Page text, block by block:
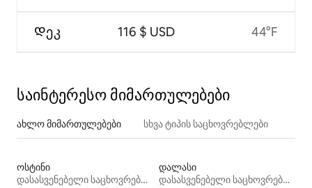
Დეკ 116 $ USD 44°F
საინტერესო მიმართულებები
ახლო მიმართულებები სხვა ტიპის საცხოვრებლები
ოსტინი
დასასვენებელი საცხოვრებლები
დალასი
დასასვენებელი საცხოვრებლები